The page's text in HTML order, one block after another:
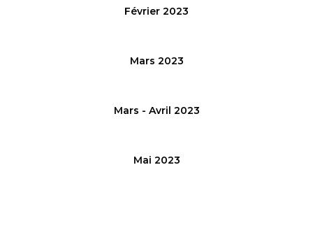
Février 2023
Mars 2023
Mars - Avril 2023
Mai 2023